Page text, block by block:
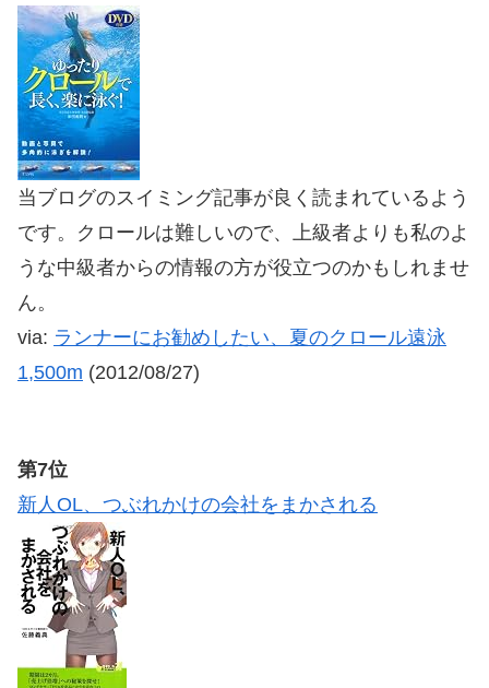
当ブログのスイミング記事が良く読まれているよう
です。クロールは難しいので、上級者よりも私のよ
うな中級者からの情報の方が役立つのかもしれませ
ん。
via: ランナーにお勧めしたい、夏のクロール遠泳
1,500m (2012/08/27)
第7位
新人OL、つぶれかけの会社をまかされる